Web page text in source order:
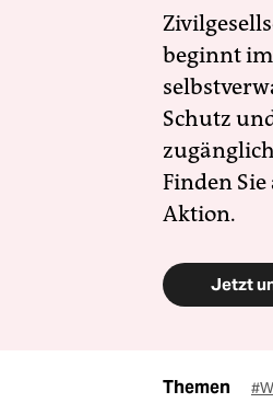
beginnt
Schutz
Finden
Aktion.
Jetzt
Themen